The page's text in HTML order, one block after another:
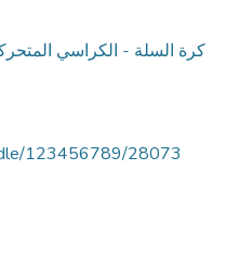
كرة السلة - الكراسي
123456789/28073